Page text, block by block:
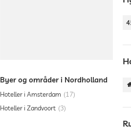
Byer og områder i Nordholland
Hoteller i Amsterdam
17
Hoteller i Zandvoort
3